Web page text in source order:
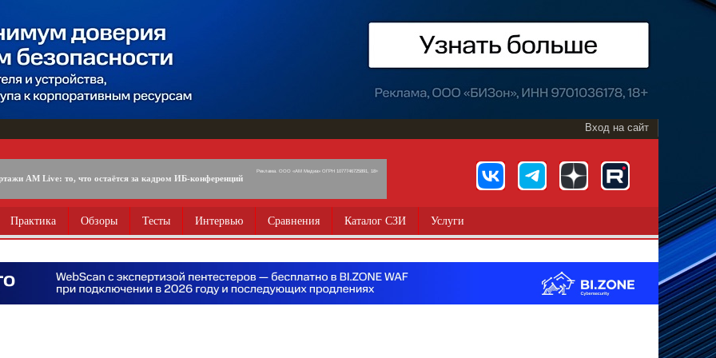
Вход на сайт
AM Live: то, что остаётся за кадром ИБ-конференций
Реклама. ООО «АМ Медиа» ОГРН 1077746725891, 18+
Практика Обзоры Тесты Интервью Сравнения Каталог СЗИ Услуги